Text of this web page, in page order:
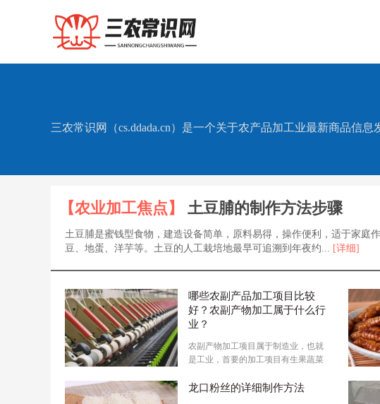
三农常识网（cs.ddada.cn）是一个关于农产品加工业最新商品信
【农业加工焦点】 土豆脯的制作方法步骤
土豆脯是蜜钱型食物，建造设备简单，原料易得，操作便利，适于家庭
豆、地蛋、洋芋等。土豆的人工栽培地最早可追溯到年夜约... [详细]
哪些农副产品加工项目比较
好？农副产物加工属于什么行
业？
农副产物加工项目属于制造业，也就
是工业，首要的加工项目有生果蔬菜
夜豆及豆...
龙口粉丝的详细制作方法